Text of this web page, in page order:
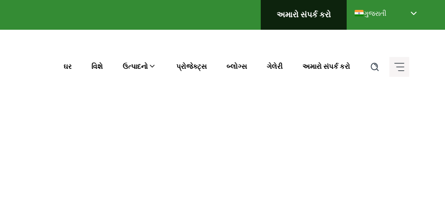
અમારો સંપર્ક કરો
ગુજરાતી
English
Français
ઘર વિશે ઉત્પાદનો પ્રોજેક્ટ્સ બ્લોગ્સ ગેલેરી અમારો સંપર્ક કરો